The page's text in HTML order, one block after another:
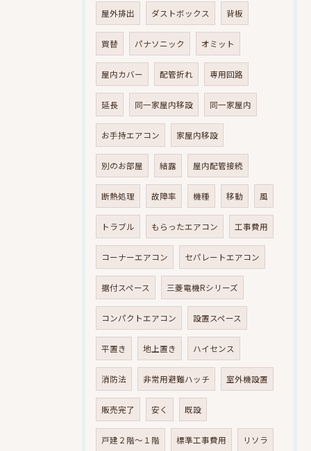
屋外排出 ダストボックス 背板
買替 パナソニック オミット
屋内カバー 配管折れ 専用回路
延長 同一家屋内移設 同一家屋内
お手持エアコン 家屋内移設
別のお部屋 結露 屋内配管接続
断熱処理 故障率 機種 移動 風
トラブル もらったエアコン 工事費用
コーナーエアコン セパレートエアコン
据付スペース 三菱電機Rシリーズ
コンパクトエアコン 設置スペース
平置き 地上置き ハイセンス
消防法 非常用避難ハッチ 室外機設置
販売完了 安く 既設
戸建２階～１階 標準工事費用 リソラ